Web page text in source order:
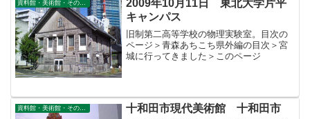
資料館・美術館・その他公共施設
2009年10月11日 東北大学片平
キャンパス
旧制第二高等学校の物理実験室。目次の
ページ＞青森あちこち県外編の目次＞宮
城に行ってきました＞このページ
十和田市現代美術館 十和田市